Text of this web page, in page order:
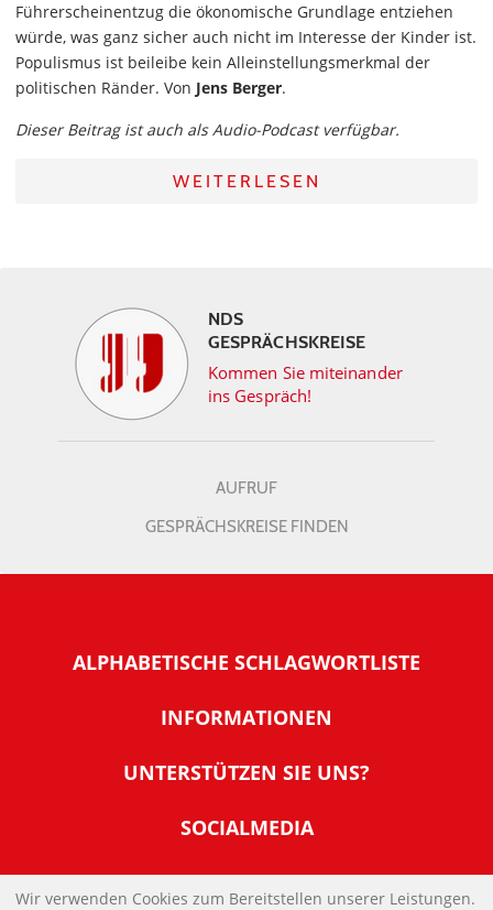
Führerscheinentzug die ökonomische Grundlage entziehen
würde, was ganz sicher auch nicht im Interesse der Kinder ist.
Populismus ist beileibe kein Alleinstellungsmerkmal der
politischen Ränder. Von Jens Berger.
Dieser Beitrag ist auch als Audio-Podcast verfügbar.
WEITERLESEN
NDS
GESPRÄCHSKREISE
Kommen Sie miteinander
ins Gespräch!
AUFRUF
GESPRÄCHSKREISE FINDEN
ALPHABETISCHE SCHLAGWORTLISTE
INFORMATIONEN
Warum NachDenkSeiten
Tipps zur Nutzung der NachDenkSeiten
Banner und E-Mail-Signaturen
UNTERSTÜTZEN SIE UNS?
Werden Sie Fördermitglied
SOCIALMEDIA
IMPRESSUM
Wir verwenden Cookies zum Bereitstellen unserer Leistungen.